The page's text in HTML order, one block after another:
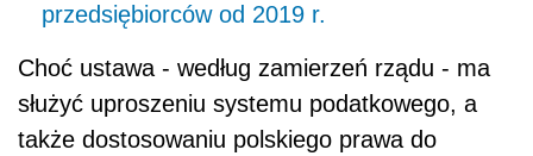
przedsiębiorców od 2019 r.
Choć ustawa - według zamierzeń rządu - ma
służyć uproszeniu systemu podatkowego, a
także dostosowaniu polskiego prawa do